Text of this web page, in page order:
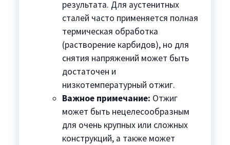
результата. Для аустенитных
сталей часто применяется полная
термическая обработка
(растворение карбидов), но для
снятия напряжений может быть
достаточен и
низкотемпературный отжиг.
Важное примечание: Отжиг
может быть нецелесообразным
для очень крупных или сложных
конструкций, а также может